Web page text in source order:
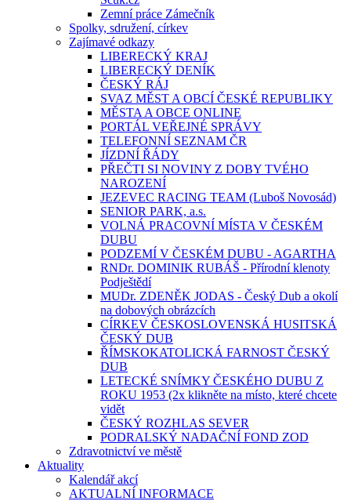
Zemní práce Zámečník
Spolky, sdružení, církev
Zajímavé odkazy
LIBERECKÝ KRAJ
LIBERECKÝ DENÍK
ČESKÝ RÁJ
SVAZ MĚST A OBCÍ ČESKÉ REPUBLIKY
MĚSTA A OBCE ONLINE
PORTÁL VEŘEJNÉ SPRÁVY
TELEFONNÍ SEZNAM ČR
JÍZDNÍ ŘÁDY
PŘEČTI SI NOVINY Z DOBY TVÉHO
NAROZENÍ
JEZEVEC RACING TEAM (Luboš Novosád)
SENIOR PARK, a.s.
VOLNÁ PRACOVNÍ MÍSTA V ČESKÉM
DUBU
PODZEMÍ V ČESKÉM DUBU - AGARTHA
RNDr. DOMINIK RUBÁŠ - Přírodní klenoty
Podještědí
MUDr. ZDENĚK JODAS - Český Dub a okolí
na dobových obrázcích
CÍRKEV ČESKOSLOVENSKÁ HUSITSKÁ
ČESKÝ DUB
ŘÍMSKOKATOLICKÁ FARNOST ČESKÝ
DUB
LETECKÉ SNÍMKY ČESKÉHO DUBU Z
ROKU 1953 (2x klikněte na místo, které chcete
vidět
ČESKÝ ROZHLAS SEVER
PODRALSKÝ NADAČNÍ FOND ZOD
Zdravotnictví ve městě
Aktuality
Kalendář akcí
AKTUALNÍ INFORMACE